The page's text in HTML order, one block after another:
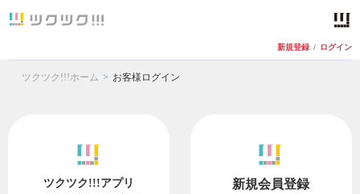
新規登録 / ログイン
ツクツク!!!ホーム お客様ログイン
ツクツク!!!アプリ
新規会員登録